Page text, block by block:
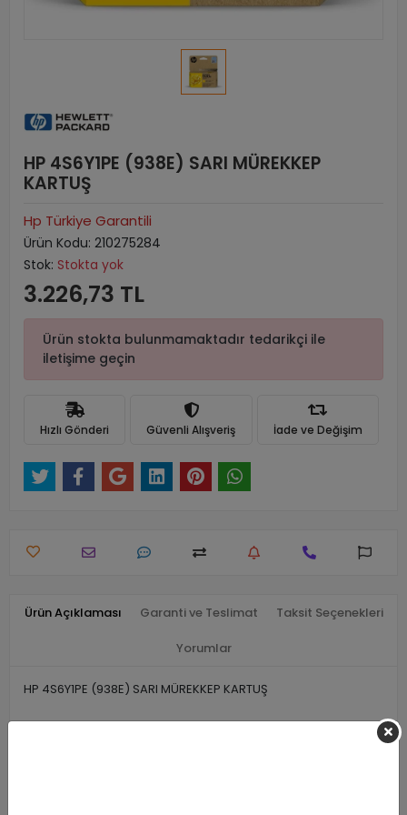
HP 4S6Y1PE (938E) SARI MÜREKKEP
KARTUŞ
Hp Türkiye Garantili
Ürün Kodu: 210275284
Stok: Stokta yok
3.226,73 TL
Ürün stokta bulunmamaktadır tedarikçi ile
iletişime geçin
Hızlı Gönderi Güvenli Alışveriş İade ve Değişim
Ürün Açıklaması Garanti ve Teslimat Taksit Seçenekleri
Yorumlar
HP 4S6Y1PE (938E) SARI MÜREKKEP KARTUŞ